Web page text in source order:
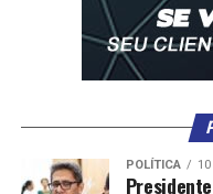
POLÍTICA